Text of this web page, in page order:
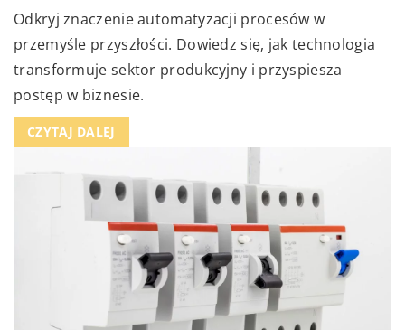
Odkryj znaczenie automatyzacji procesów w
przemyśle przyszłości. Dowiedz się, jak technologia
transformuje sektor produkcyjny i przyspiesza
postęp w biznesie.
CZYTAJ DALEJ